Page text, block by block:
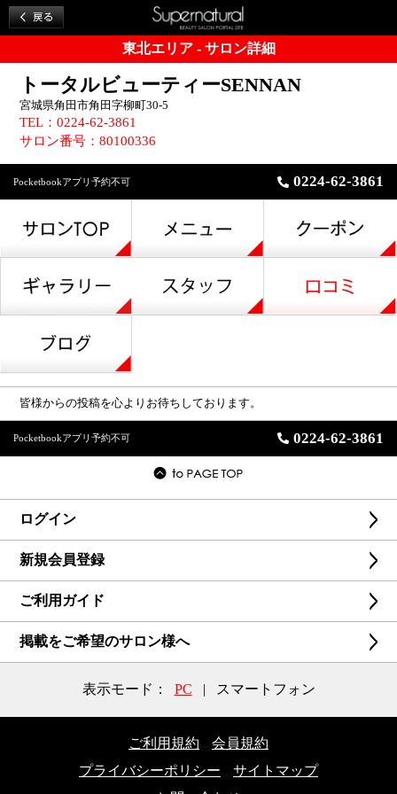
東北エリア - サロン詳細
トータルビューティーSENNAN
宮城県角田市角田字柳町30-5
TEL：0224-62-3861
サロン番号：80100336
Pocketbookアプリ予約不可 0224-62-3861
皆様からの投稿を心よりお待ちしております。
Pocketbookアプリ予約不可 0224-62-3861
ログイン
新規会員登録
ご利用ガイド
掲載をご希望のサロン様へ
表示モード： PC | スマートフォン
ご利用規約
会員規約
プライバシーポリシー
サイトマップ